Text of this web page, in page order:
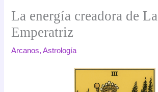
La energía creadora de La
Emperatriz
Arcanos,Astrología